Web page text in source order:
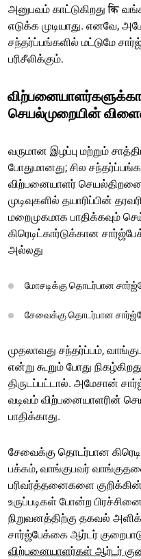
அனுபவம் காட்டுகிறது कि
எடுக்க முடியாது. எனவே,
சந்தர்ப்பங்களில் மட்டுமே
பரிசீலிக்கும்.
செயல்முறையின்
வருமான இழப்பு மற்றும்
போதுமானது; சில
விற்பனையாளர்
முடிவுகளில் தயாரிப்பின்
மறைமுகமாக பாதிக்கவும்
கிரெடிட்கார்டுக்கான
அல்லது
மோசடிக்கு தொடர்பான
சேவைக்கு தொடர்பான
முதலாவது சந்தர்ப்பம்,
என்று கூறும் போது
திருடப்பட்டால். அமேசான்
வடிவம் விற்பனையாளரின்
பாதிக்காது.
சேவைக்கு தொடர்பான
பக்கம், வாங்குபவர்
பரிவர்த்தனைகளை
உருப்படிகள் போன்ற
நிறுவனத்திற்கு தகவல்
சார்ஜ்பேக்கை ஆர்டர்
விற்பனையாளர்கள் ஆர்டர்